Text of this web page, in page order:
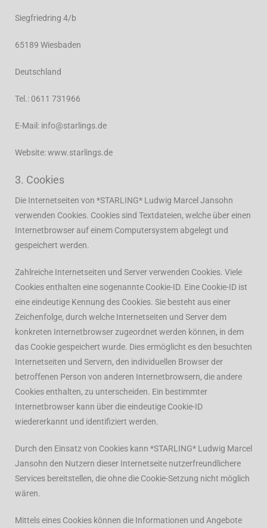
Siegfriedring 4/b
65189 Wiesbaden
Deutschland
Tel.: 0611 731966
E-Mail: info@starlings.de
Website: www.starlings.de
3. Cookies
Die Internetseiten von *STARLING* Ludwig Marcel Jansohn
verwenden Cookies. Cookies sind Textdateien, welche über einen
Internetbrowser auf einem Computersystem abgelegt und
gespeichert werden.
Zahlreiche Internetseiten und Server verwenden Cookies. Viele
Cookies enthalten eine sogenannte Cookie-ID. Eine Cookie-ID ist
eine eindeutige Kennung des Cookies. Sie besteht aus einer
Zeichenfolge, durch welche Internetseiten und Server dem
konkreten Internetbrowser zugeordnet werden können, in dem
das Cookie gespeichert wurde. Dies ermöglicht es den besuchten
Internetseiten und Servern, den individuellen Browser der
betroffenen Person von anderen Internetbrowsern, die andere
Cookies enthalten, zu unterscheiden. Ein bestimmter
Internetbrowser kann über die eindeutige Cookie-ID
wiedererkannt und identifiziert werden.
Durch den Einsatz von Cookies kann *STARLING* Ludwig Marcel
Jansohn den Nutzern dieser Internetseite nutzerfreundlichere
Services bereitstellen, die ohne die Cookie-Setzung nicht möglich
wären.
Mittels eines Cookies können die Informationen und Angebote